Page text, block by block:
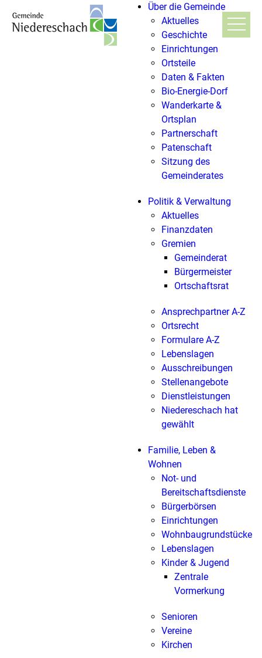
Über die Gemeinde
Aktuelles
Geschichte
Einrichtungen
Ortsteile
Daten & Fakten
Bio-Energie-Dorf
Wanderkarte &
Ortsplan
Partnerschaft
Patenschaft
Sitzung des
Gemeinderates
Politik & Verwaltung
Aktuelles
Finanzdaten
Gremien
Gemeinderat
Bürgermeister
Ortschaftsrat
Ansprechpartner A-Z
Ortsrecht
Formulare A-Z
Lebenslagen
Ausschreibungen
Stellenangebote
Dienstleistungen
Niedereschach hat
gewählt
Familie, Leben &
Wohnen
Not- und
Bereitschaftsdienste
Bürgerbörsen
Einrichtungen
Wohnbaugrundstücke
Lebenslagen
Kinder & Jugend
Zentrale
Vormerkung
Senioren
Vereine
Kirchen